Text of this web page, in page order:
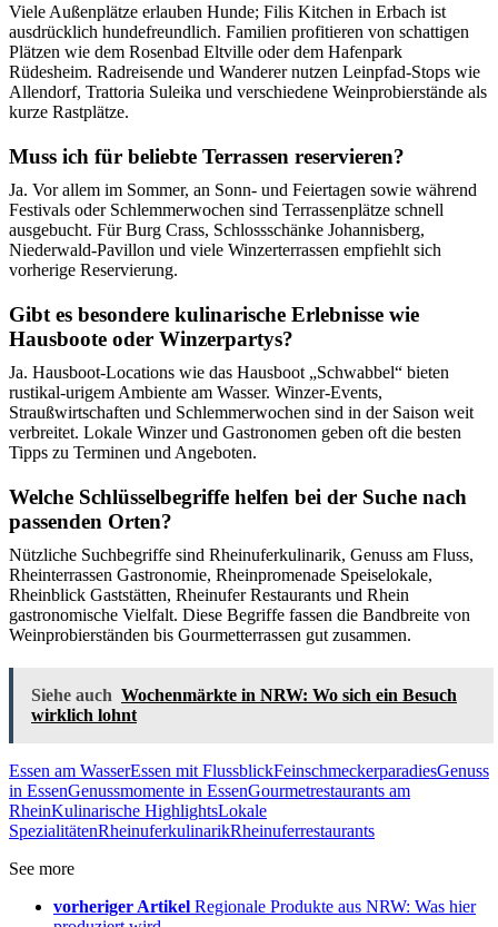
Viele Außenplätze erlauben Hunde; Filis Kitchen in Erbach ist
ausdrücklich hundefreundlich. Familien profitieren von schattigen
Plätzen wie dem Rosenbad Eltville oder dem Hafenpark
Rüdesheim. Radreisende und Wanderer nutzen Leinpfad‑Stops wie
Allendorf, Trattoria Suleika und verschiedene Weinprobierstände als
kurze Rastplätze.
Muss ich für beliebte Terrassen reservieren?
Ja. Vor allem im Sommer, an Sonn‑ und Feiertagen sowie während
Festivals oder Schlemmerwochen sind Terrassenplätze schnell
ausgebucht. Für Burg Crass, Schlossschänke Johannisberg,
Niederwald‑Pavillon und viele Winzerterrassen empfiehlt sich
vorherige Reservierung.
Gibt es besondere kulinarische Erlebnisse wie
Hausboote oder Winzerpartys?
Ja. Hausboot‑Locations wie das Hausboot „Schwabbel“ bieten
rustikal‑urigem Ambiente am Wasser. Winzer‑Events,
Straußwirtschaften und Schlemmerwochen sind in der Saison weit
verbreitet. Lokale Winzer und Gastronomen geben oft die besten
Tipps zu Terminen und Angeboten.
Welche Schlüsselbegriffe helfen bei der Suche nach
passenden Orten?
Nützliche Suchbegriffe sind Rheinuferkulinarik, Genuss am Fluss,
Rheinterrassen Gastronomie, Rheinpromenade Speiselokale,
Rheinblick Gaststätten, Rheinufer Restaurants und Rhein
gastronomische Vielfalt. Diese Begriffe fassen die Bandbreite von
Weinprobierständen bis Gourmetterrassen gut zusammen.
Siehe auch Wochenmärkte in NRW: Wo sich ein Besuch
wirklich lohnt
Essen am WasserEssen mit FlussblickFeinschmeckerparadiesGenuss
in EssenGenussmomente in EssenGourmetrestaurants am
RheinKulinarische HighlightsLokale
SpezialitätenRheinuferkulinarikRheinuferrestaurants
See more
vorheriger Artikel Regionale Produkte aus NRW: Was hier